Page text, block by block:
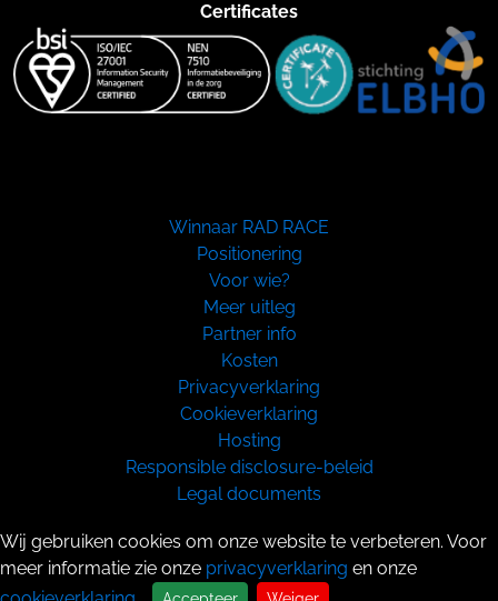
Certificates
Winnaar RAD RACE
Positionering
Voor wie?
Meer uitleg
Partner info
Kosten
Privacyverklaring
Cookieverklaring
Hosting
Responsible disclosure-beleid
Legal documents
Copyright 2026
Wij gebruiken cookies om onze website te verbeteren. Voor
meer informatie zie onze privacyverklaring en onze